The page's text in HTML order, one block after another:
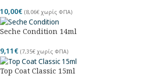
10,00€ (8,06€ χωρίς ΦΠΑ)
Seche Condition 14ml
9,11 € (7,35€ χωρίς ΦΠΑ)
Top Coat Classic 15ml